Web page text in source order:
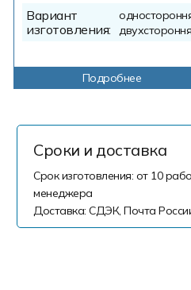
Вариант
изготовления:
Подробнее
Сроки и доставка
Срок изготовления: от 10
менеджера
Доставка: СДЭК, Почта